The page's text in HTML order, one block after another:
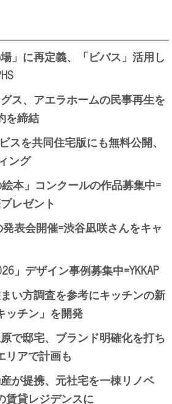
」に再定義、「ビバス」活用し
ス、アエラホームの民事再生を
を締結
スを共同住宅版にも無料公開、
ング
本」コンクールの作品募集中=
レゼント
表会開催=渋谷凪咲さんをキャ
」デザイン事例募集中=YKKAP
い方調査を参考にキッチンの新
ッチン」を開発
で邸宅、ブランド明確化を打ち
リアで計画も
が提携、元社宅を一棟リノベ
賃貸レジデンスに